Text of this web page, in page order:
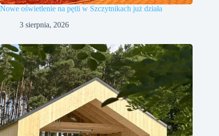
Nowe oświetlenie na pętli w Szczytnikach już działa
3 sierpnia, 2026